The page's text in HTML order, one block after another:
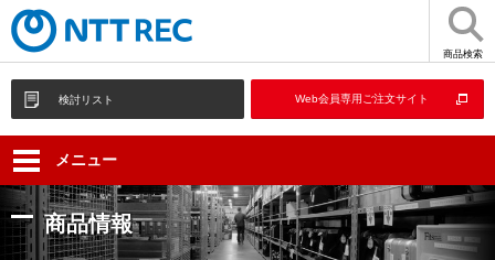
商品検索
検討リスト Web会員専用ご注文サイト
メニュー
商品情報